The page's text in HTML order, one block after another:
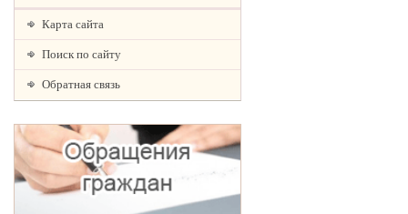
Карта сайта
Поиск по сайту
Обратная связь